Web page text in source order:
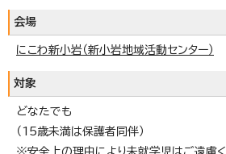
会場
にこわ新小岩（新小岩地域活動センター）
対象
どなたでも
（15歳未満は保護者同伴）
※安全上の理由により未就学児はご遠慮く